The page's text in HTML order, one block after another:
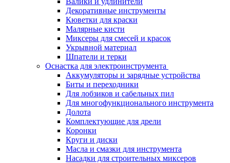
Декоративные инструменты
Кюветки для краски
Малярные кисти
Миксеры для смесей и красок
Укрывной материал
Шпатели и терки
Оснастка для электроинструмента
Аккумуляторы и зарядные устройства
Биты и переходники
Для лобзиков и сабельных пил
Для многофункционального инструмента
Долота
Комплектующие для дрели
Коронки
Круги и диски
Масла и смазки для инструмента
Насадки для строительных миксеров